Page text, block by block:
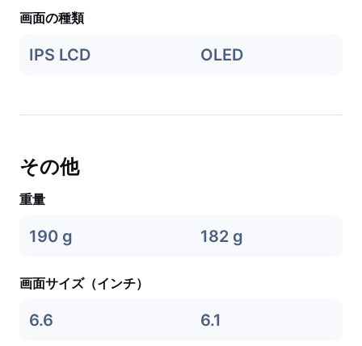
画面の種類
IPS LCD OLED
その他
重量
190 g 182 g
画面サイズ（インチ）
6.6 6.1